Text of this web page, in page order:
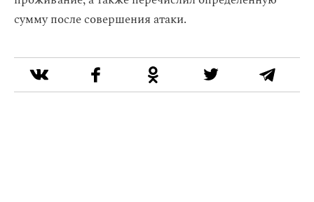
сумму после совершения атаки.